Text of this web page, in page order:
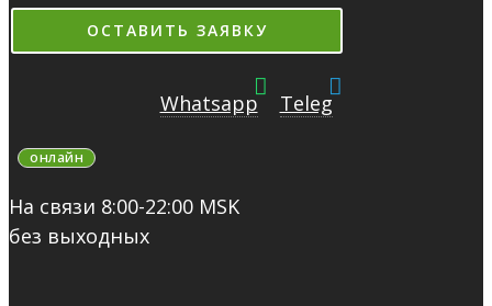
ОСТАВИТЬ ЗАЯВКУ
Whatsapp Teleg
онлайн
На связи 8:00-22:00 MSK
без выходных